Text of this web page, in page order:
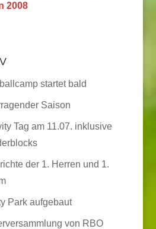
2008
startet bald
Saison
Tag am 11.07. inklusive
der 1. Herren und 1.
Park aufgebaut
von RBO